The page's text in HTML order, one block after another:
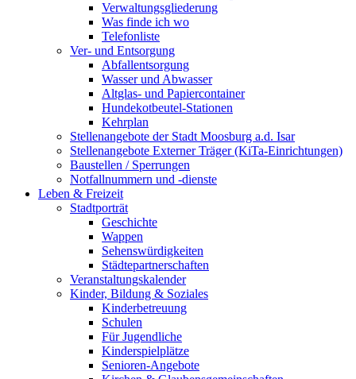
Verwaltungsgliederung
Was finde ich wo
Telefonliste
Ver- und Entsorgung
Abfallentsorgung
Wasser und Abwasser
Altglas- und Papiercontainer
Hundekotbeutel-Stationen
Kehrplan
Stellenangebote der Stadt Moosburg a.d. Isar
Stellenangebote Externer Träger (KiTa-Einrichtungen)
Baustellen / Sperrungen
Notfallnummern und -dienste
Leben & Freizeit
Stadtporträt
Geschichte
Wappen
Sehenswürdigkeiten
Städtepartnerschaften
Veranstaltungskalender
Kinder, Bildung & Soziales
Kinderbetreuung
Schulen
Für Jugendliche
Kinderspielplätze
Senioren-Angebote